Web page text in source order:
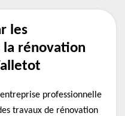
les
la rénovation
professionnelle
travaux de rénovation